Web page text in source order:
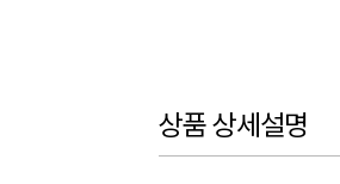
상품 상세설명